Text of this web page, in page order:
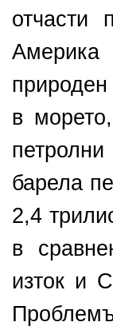
отчасти
в
барела
2,4
в
изток и